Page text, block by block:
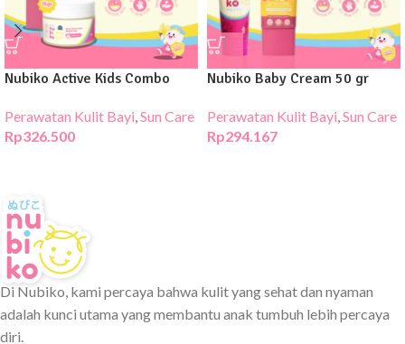
Nubiko Active Kids Combo
Perawatan Kulit Bayi,Sun Care
Rp326.500
Nubiko Baby Cream 50 gr
Perawatan Kulit Bayi,Sun Care
Rp294.167
Di Nubiko, kami percaya bahwa kulit yang sehat dan nyaman
adalah kunci utama yang membantu anak tumbuh lebih percaya
diri.